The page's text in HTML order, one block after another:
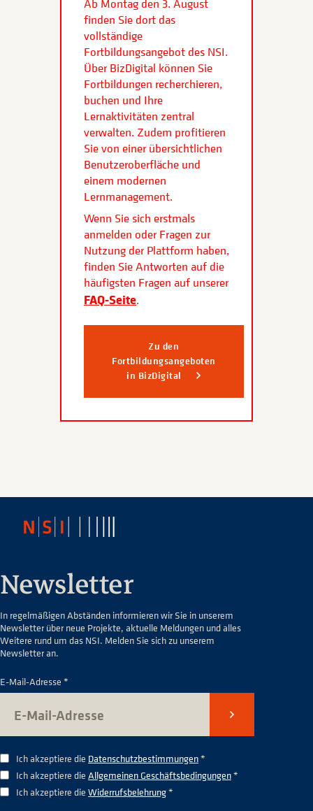
Ab Montag den 3. August
finden Sie dort das
vollständige
Fortbildungsangebot des NSI.
Über BizDigital können Sie
Fortbildungen recherchieren,
buchen und Ihre
Lernaktivitäten zentral
verwalten. Zudem profitieren
Sie von einer übersichtlichen
Benutzeroberfläche und
einem modernen
Lernmanagement.
Wenn Sie sich erstmals
anmelden oder Fragen zur
Nutzung der Plattform haben,
finden Sie Antworten auf die
häufigsten Fragen auf unserer
FAQ-Seite.
Zu den
Fortbildungsangeboten
in BizDigital
Newsletter
In regelmäßigen Abständen informieren wir Sie in unserem
Newsletter über neue Projekte, aktuelle Meldungen und alles
Weitere rund um das NSI. Melden Sie sich zu unserem
Newsletter an.
E-Mail-Adresse *
Senden
Ich akzeptiere die Datenschutzbestimmungen*
Ich akzeptiere die Allgemeinen Geschäftsbedingungen*
Ich akzeptiere die Widerrufsbelehrung*